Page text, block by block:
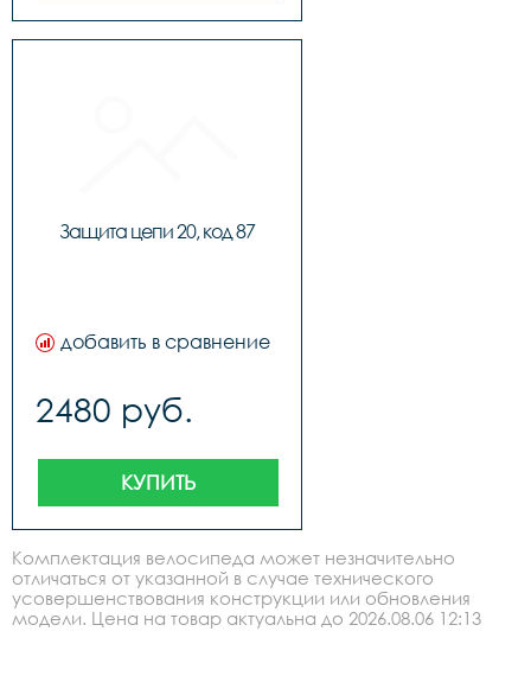
Защита цепи 20, код 87
добавить в сравнение
2480 руб.
КУПИТЬ
Комплектация велосипеда может незначительно
отличаться от указанной в случае технического
усовершенствования конструкции или обновления
модели. Цена на товар актуальна до 2026.08.06 12:13